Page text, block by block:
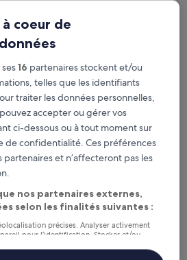
nouveau
taxes et frais compris
coeur de
16 partenaires stockent et/ou
telles que les identifiants
traiter les données personnelles,
accepter ou gérer vos
ci-dessous ou à tout moment sur
de confidentialité. Ces préférences
partenaires et n’affecteront pas les
nos partenaires externes,
selon les finalités suivantes :
précises. Analyser activement
pour l’identification. Stocker et/ou
des publicités et du contenu,